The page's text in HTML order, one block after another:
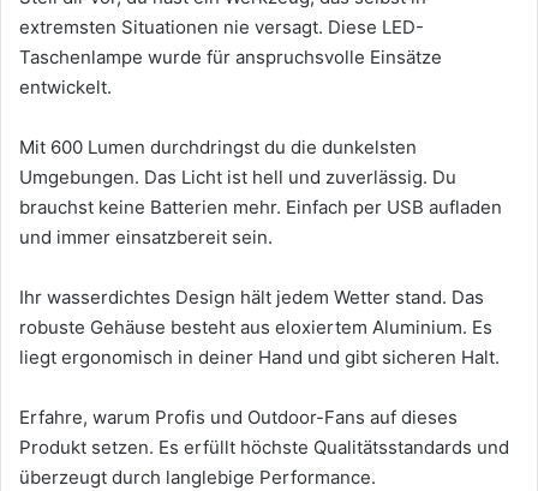
extremsten Situationen nie versagt. Diese LED-
Taschenlampe wurde für anspruchsvolle Einsätze
entwickelt.
Mit 600 Lumen durchdringst du die dunkelsten
Umgebungen. Das Licht ist hell und zuverlässig. Du
brauchst keine Batterien mehr. Einfach per USB aufladen
und immer einsatzbereit sein.
Ihr wasserdichtes Design hält jedem Wetter stand. Das
robuste Gehäuse besteht aus eloxiertem Aluminium. Es
liegt ergonomisch in deiner Hand und gibt sicheren Halt.
Erfahre, warum Profis und Outdoor-Fans auf dieses
Produkt setzen. Es erfüllt höchste Qualitätsstandards und
überzeugt durch langlebige Performance.